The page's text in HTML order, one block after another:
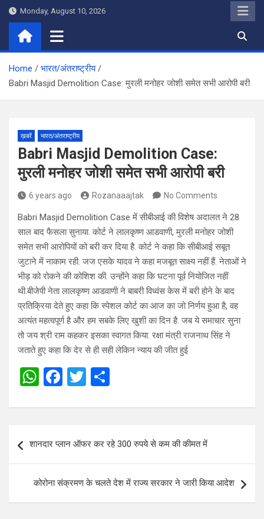
Skip
content
Monday, August 10, 2026
Home
भारत/अंतराष्ट्रीय
Babri Masjid Demolition Case: मुरली मनोहर जोशी समेत सभी आरोपी बरी
ख़बरें भारत/अंतराष्ट्रीय
Babri Masjid Demolition Case:
मुरली मनोहर जोशी समेत सभी आरोपी बरी
6 years ago Rozanaaajtak No Comments
Babri Masjid Demolition Case में सीबीआई की विशेष अदालत ने 28
साल बाद फैसला सुनाया. कोर्ट ने लालकृष्ण आडवाणी, मुरली मनोहर जोशी
समेत सभी आरोपियों को बरी कर दिया है. कोर्ट ने कहा कि सीबीआई सबूत
जुटाने में नाकाम रही. जज एसके यादव ने कहा मजबूत साक्ष्य नहीं हैं. नेताओं ने
भीड़ को रोकने की कोशिश की. उन्होंने कहा कि घटना पूर्व नियोजित नहीं
थी.बीजेपी नेता लालकृष्ण आडवाणी ने बाबरी विध्वंस केस में बरी होने के बाद
प्रतिक्रिया देते हुए कहा कि स्पेशल कोर्ट का आज का जो निर्णय हुआ है, वह
अत्यंत महत्वपूर्ण है और हम सबके लिए खुशी का दिन है. जब ये समाचार सुना
तो जय श्री राम कहकर इसका स्वागत किया. रक्षा मंत्री राजनाथ सिंह ने
जताते हुए कहा कि देर से ही सही लेकिन न्याय की जीत हुई
W
at
A
p
p
F
ce
o
o
k
T
tt ar
e
navigation
शानदार प्लान ऑफर कर रहे 300 रुपये से कम की कीमत में
कोरोना संक्रमण के चलते देश में राज्य सरकार ने जारी किया आदेश